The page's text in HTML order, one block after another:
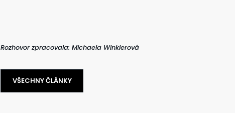
Rozhovor zpracovala: Michaela Winklerová
VŠECHNY ČLÁNKY